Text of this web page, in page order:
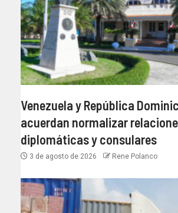
Venezuela y República
acuerdan normalizar
diplomáticas y consulares
3 de agosto de 2026 Rene Polanco